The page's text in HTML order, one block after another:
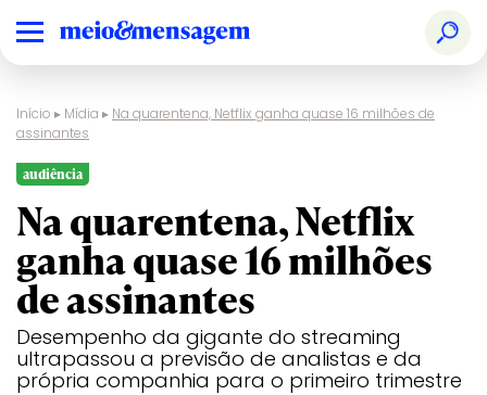
Início ▸ Mídia ▸ Na quarentena, Netflix ganha quase 16 milhões de
assinantes
audiência
Na quarentena, Netflix
ganha quase 16 milhões
de assinantes
Desempenho da gigante do streaming
ultrapassou a previsão de analistas e da
própria companhia para o primeiro trimestre